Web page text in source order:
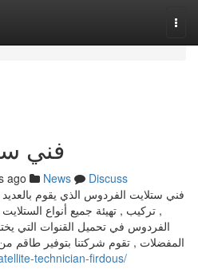
فني
ago News
Discuss
فني ستلايت الفردوس الذي يقوم
, تركيب , تهيئة جميع أنواع
الفردوس في تحميل القنوات التي
المفضلات , تقوم شركتنا بتوفير طاقم
technician-firdous/